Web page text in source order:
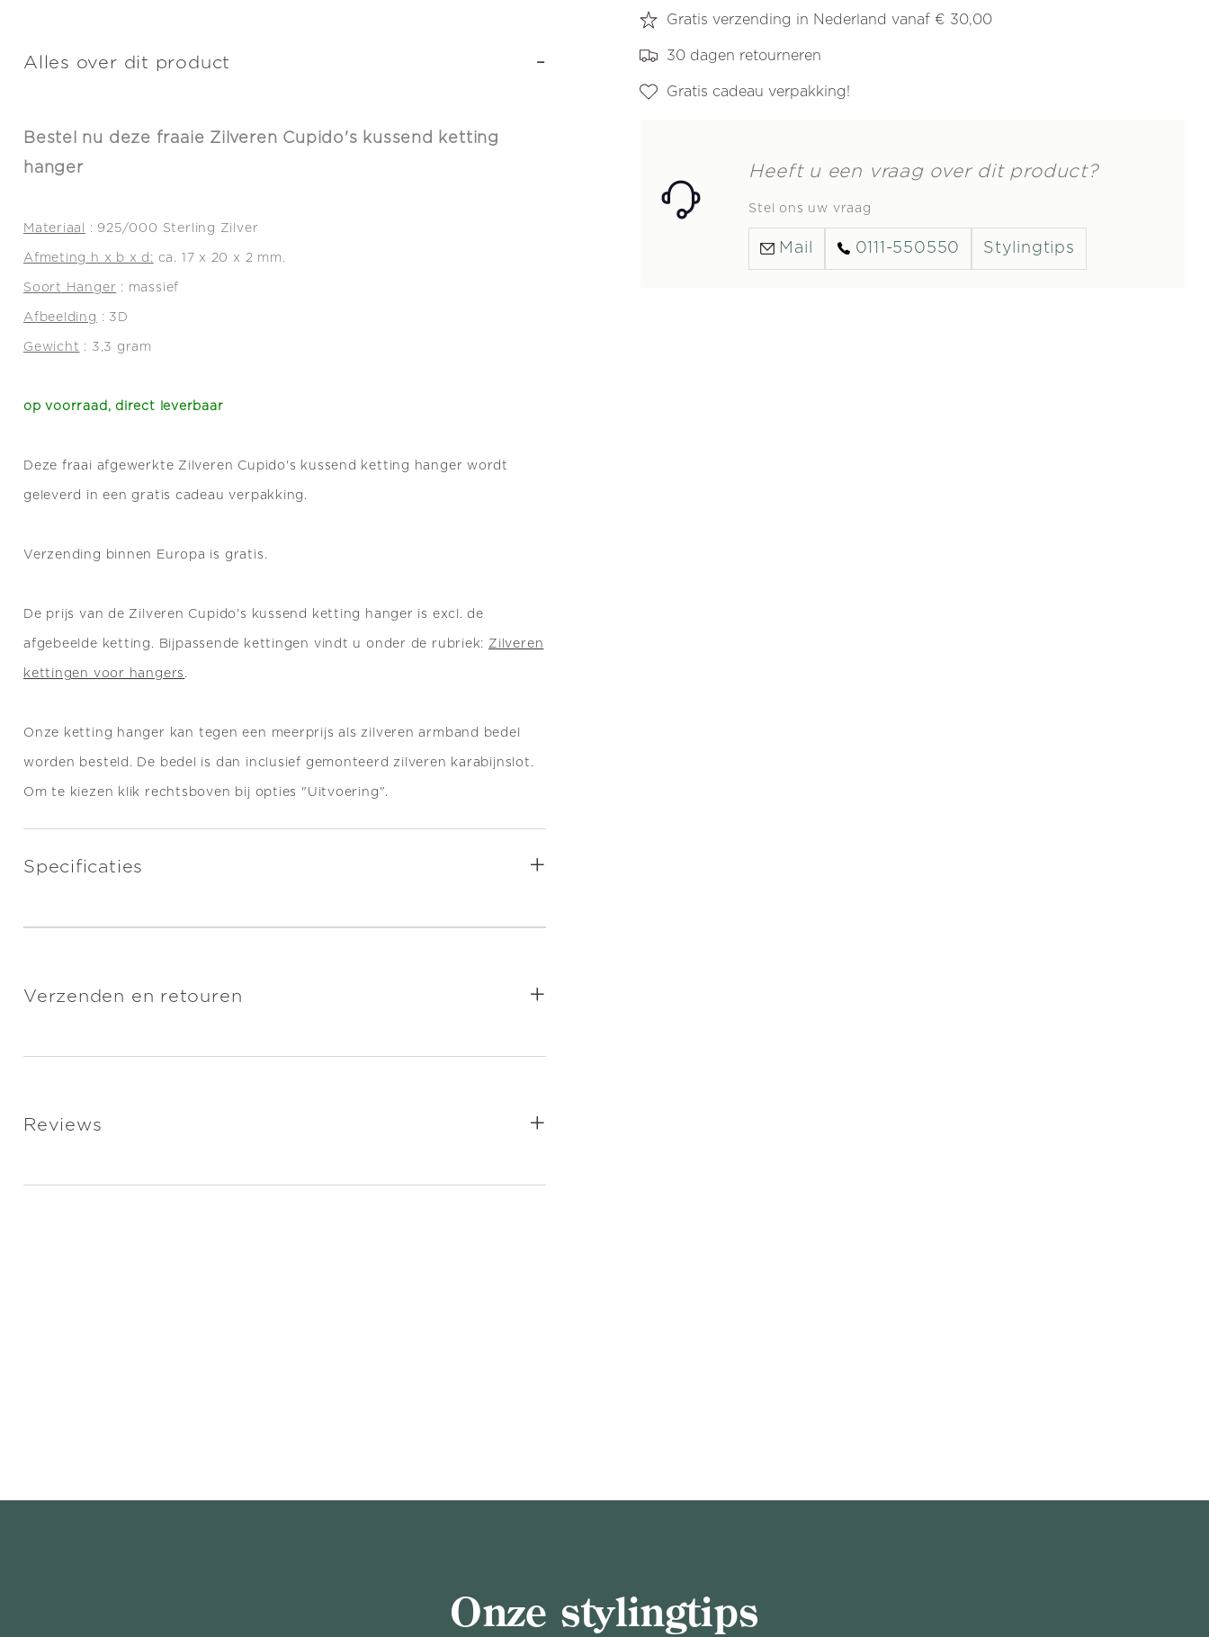
Alles over dit product -
Bestel nu deze fraaie Zilveren Cupido's kussend ketting
hanger
Materiaal : 925/000 Sterling Zilver
Afmeting h x b x d: ca. 17 x 20 x 2 mm.
Soort Hanger : massief
Afbeelding : 3D
Gewicht : 3,3 gram
op voorraad, direct leverbaar
Deze fraai afgewerkte Zilveren Cupido's kussend ketting hanger wordt
geleverd in een gratis cadeau verpakking.
Verzending binnen Europa is gratis.
De prijs van de Zilveren Cupido's kussend ketting hanger is excl. de
afgebeelde ketting. Bijpassende kettingen vindt u onder de rubriek: Zilveren
kettingen voor hangers .
Onze ketting hanger kan tegen een meerprijs als zilveren armband bedel
worden besteld. De bedel is dan inclusief gemonteerd zilveren karabijnslot.
Om te kiezen klik rechtsboven bij opties "Uitvoering".
Specificaties +
Verzenden en retouren +
Reviews +
Gratis verzending in Nederland vanaf € 30,00
30 dagen retourneren
Gratis cadeau verpakking!
Heeft u een vraag over dit product?
Stel ons uw vraag
Mail 0111-550550 Stylingtips
Onze stylingtips